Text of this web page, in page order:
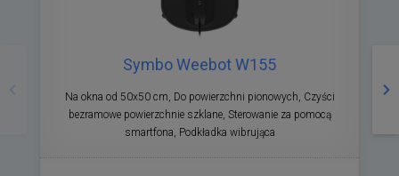
Symbo Weebot W155
Na okna od 50x50 cm, Do powierzchni pionowych, Czyści
bezramowe powierzchnie szklane, Sterowanie za pomocą
smartfona, Podkładka wibrująca